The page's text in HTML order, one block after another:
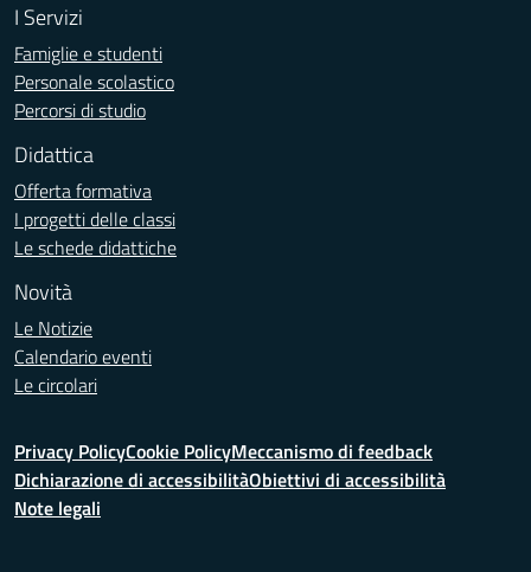
I Servizi
Famiglie e studenti
Personale scolastico
Percorsi di studio
Didattica
Offerta formativa
I progetti delle classi
Le schede didattiche
Novità
Le Notizie
Calendario eventi
Le circolari
Privacy PolicyCookie PolicyMeccanismo di feedback
Dichiarazione di accessibilitàObiettivi di accessibilità
Note legali